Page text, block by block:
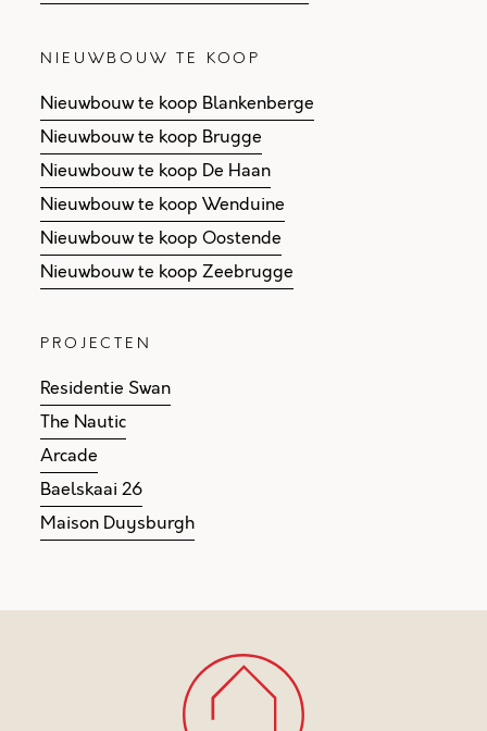
NIEUWBOUW TE KOOP
Nieuwbouw te koop Blankenberge
Nieuwbouw te koop Brugge
Nieuwbouw te koop De Haan
Nieuwbouw te koop Wenduine
Nieuwbouw te koop Oostende
Nieuwbouw te koop Zeebrugge
PROJECTEN
Residentie Swan
The Nautic
Arcade
Baelskaai 26
Maison Duysburgh